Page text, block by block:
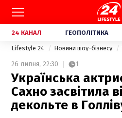
24 КАНАЛ ГЕОПОЛІТИКА
Lifestyle 24 Новини шоу-бізнесу
26 липня, 22:30 1
Українська
Сахно засвітила
декольте в